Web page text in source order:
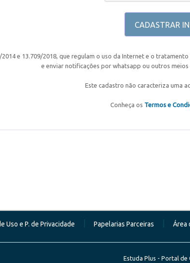
CADASTRAR
2014 e 13.709/2018, que regulam o uso da Internet e o
e enviar notificações por whatsapp ou outros
Este cadastro não caracteriza uma
Conheça os Termos e
Uso e P. de Privacidade Papelarias Parceiras Área
Estuda Plus - Portal